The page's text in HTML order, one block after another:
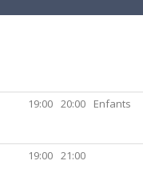
19:00 20:00 Enfants
19:00 21:00